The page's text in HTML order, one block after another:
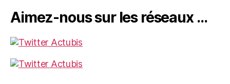
Aimez-nous sur les réseaux …